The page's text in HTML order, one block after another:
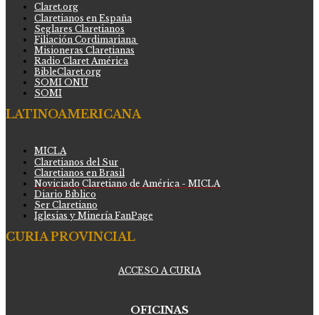
Claret.org
Claretianos en España
Seglares Claretianos
Filiación Cordimariana
Misioneras Claretianas
Radio Claret América
BibleClaret.org
SOMI ONU
SOMI
LATINOAMERICANA
MICLA
Claretianos del Sur
Claretianos en Brasil
Noviciado Claretiano de América - MICLA
Diario Bíblico
Ser Claretiano
Iglesias y Minería FanPage
CURIA PROVINCIAL
ACCESO A CURIA
OFICINAS